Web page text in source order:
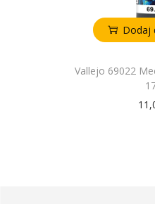
Dodaj
Vallejo 69022